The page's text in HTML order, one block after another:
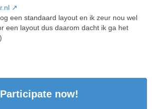
een standaard layout en ik zeur nou wel
een layout dus daarom dacht ik ga het
Participate now!